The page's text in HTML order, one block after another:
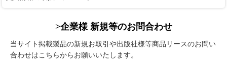
>企業様 新規等のお問合わせ
当サイト掲載製品の新規お取引や出版社様等商品リースのお問い
合わせはこちらからお願いいたします。